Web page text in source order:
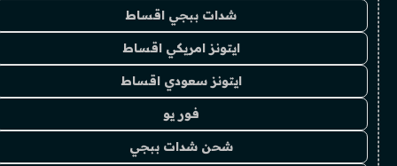
شدات ببجي اقساط
ايتونز امريكي اقساط
ايتونز سعودي اقساط
فور يو
شحن شدات ببجي